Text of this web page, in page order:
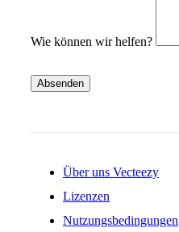
Wie können wir helfen?
Absenden
Über uns Vecteezy
Lizenzen
Nutzungsbedingungen